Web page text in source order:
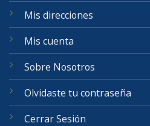
Mis direcciones
Mis cuenta
Sobre Nosotros
Olvidaste tu contraseña
Cerrar Sesión